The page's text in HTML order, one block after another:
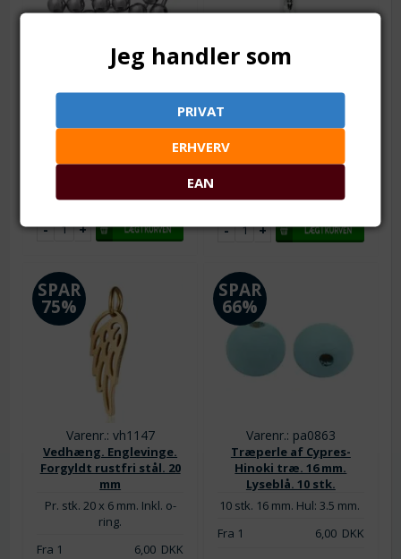
Varenr.: mk0518
(304). 8 mm. Pr. meter
kæden finder du
Fra 1
19,00DKK
Lager:2
Varenr.: vh0716
Forsølvet og emaljeret.
30 x 18 mm. 3D effekt
Fra 1
1,50DKK
Lager:101
Varenr.: vh1147
Vedhæng. Englevinge.
Forgyldt rustfri stål. 20
mm
SPAR
75%
Pr. stk. 20 x 6 mm. Inkl. o-
ring.
Fra 1
6,00DKK
Varenr.: pa0863
Træperle af Cypres-
Hinoki træ. 16 mm.
Lyseblå. 10 stk.
SPAR
66%
10 stk. 16 mm. Hul: 3.5 mm.
Fra 1
6,00DKK
Jeg handler som
PRIVAT
ERHVERV
EAN